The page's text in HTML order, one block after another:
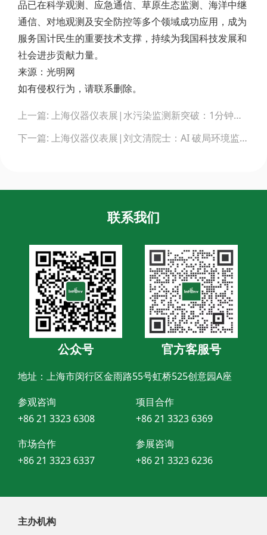
品已在科学观测、应急通信、草原生态监测、海洋中继
通信、对地观测及安全防控等多个领域成功应用，成为
服务国计民生的重要技术支撑，持续为我国科技发展和
社会进步贡献力量。
来源：光明网
如有侵权行为，请联系删除。
navigation
上一篇: 上海仪器仪表展|水污染监测新突破：1分钟锁定十亿分之一克污染物！
下一篇: 上海仪器仪表展|刘文清院士：AI 破局环境监测困局，碳计量精准化成绿色发展关键
联系我们
公众号 官方客服号
地址：上海市闵行区金雨路55号虹桥525创意园A座
参观咨询
+86 21 3323 6308
项目合作
+86 21 3323 6369
市场合作
+86 21 3323 6337
参展咨询
+86 21 3323 6236
主办机构